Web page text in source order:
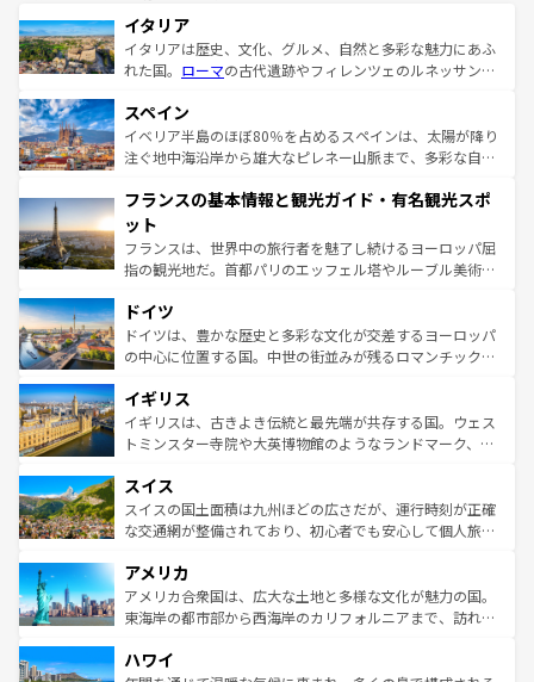
イタリア
イタリアは歴史、文化、グルメ、自然と多彩な魅力にあふ
れた国。 ローマの古代遺跡やフィレンツェのルネッサンス
ろん、トスカーナの美しい田園風景やアマルフィ海岸の絶
景など、自然景観も見逃せない。観光の合間には、本場の
ピザやパスタなど、絶品のイタリア料理を堪能することも
ませてくれるイタリアで、忘れられない旅をしてみよう！
なお、新着のイタリア情報は
しい。
スペイン
イベリア半島のほぼ80％を占めるスペインは、太陽が降り
注ぐ地中海沿岸から雄大なピレネー山脈まで、多彩な自然
文化が根付くこの国では、情熱的なフラメンコ、熱気あふ
れる闘牛、そして美味しいタパスが生活の一部となってい
る。首都マドリードの洗練された雰囲気や、バルセロナの
アートに溢れた街角から、地方では古代ローマ遺跡や中世
せる。地方によって風土や気候が異なるスペインはその個
性で訪れる人を魅了する。 なお、新着のスペイン情報は コ
ンテンツ一覧を参照してほしい。
フランスの基本情報と観光ガイド・有名観光スポ
ット
フランスは、世界中の旅行者を魅了し続けるヨーロッパ屈
指の観光地だ。首都パリのエッフェル塔やルーブル美術館
で、幅広い魅力が詰まっている。華麗な宮殿、歴史的な大
聖堂、美しいビーチ、そして豊かな自然が、訪れる者を心
から魅了する。また、フランスは美食の国としても知ら
いる。シャンパンの発祥地であるランス、プロヴァンスの
香り高いラベンダー畑など、多彩な楽しみ方が可能だ。さ
らに、パリ以外の地域にも魅力が溢れており、どの街角に
れる地方に足を運ぶとそれぞれで全く異なる文化を体験で
きるだろう。 なお、新着のフランス情報はコンテンツ一覧
を参照してほしい。
ドイツ
ドイツは、豊かな歴史と多彩な文化が交差するヨーロッパ
の中心に位置する国。中世の街並みが残るロマンチック街
顔を持つこの国は、どこを歩いても飽きることがない。ベ
ルリンの文化的活気、バイエルン州のアルプスの絶景、そ
してライン川沿いのワイン畑といった風景は必見。ビール
は、お酒好きな人にはぜひ体験してほしい。 なお、新着の
ドイツ情報はコンテンツ一覧を参照してほしい。
イギリス
イギリスは、古きよき伝統と最先端が共存する国。ウェス
トミンスター寺院や大英博物館のようなランドマーク、歴
リアごとに異なる魅力がある。また、優雅なアフタヌーン
ティー、ビール好きにはたまらない英国パブ、サッカー観
戦など、本場だからこそできる体験も豊富。イギリスを旅
ンツ一覧を参照してほしい。
スイス
スイスの国土面積は九州ほどの広さだが、運行時刻が正確
な交通網が整備されており、初心者でも安心して個人旅行
の建物がそのまま残る町や、スイスならではのユニークな
博物館もあり、アルプス観光だけでなく町歩きも満喫する
ことができる。国民の所得が高いため物価も高いが、旅行
ば市内交通費無料で観光を楽しむこともできる。 なお、新
アメリカ
アメリカ合衆国は、広大な土地と多様な文化が魅力の国。
東海岸の都市部から西海岸のカリフォルニアまで、訪れる
のような巨大都市は、観光、ショッピング、エンターテイ
ハワイ